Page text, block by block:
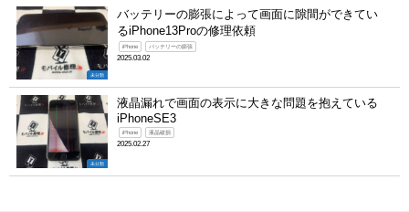
未分類
バッテリーの膨張によって画面に隙間ができてい
るiPhone13Proの修理依頼
iPhone バッテリーの膨張
2025.03.02
未分類
液晶漏れで画面の表示に大きな問題を抱えている
iPhoneSE3
iPhone 液晶破損
2025.02.27